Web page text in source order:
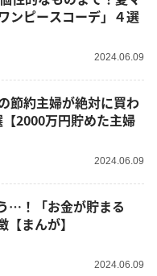
ンピースコーデ」４選
2024.06.09
節約主婦が絶対に買わ
2000万円貯めた主婦
2024.06.09
…！「お金が貯まる
まんが】
2024.06.09